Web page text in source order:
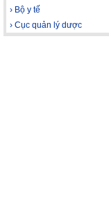
› Bộ y tế
› Cục quản lý dược